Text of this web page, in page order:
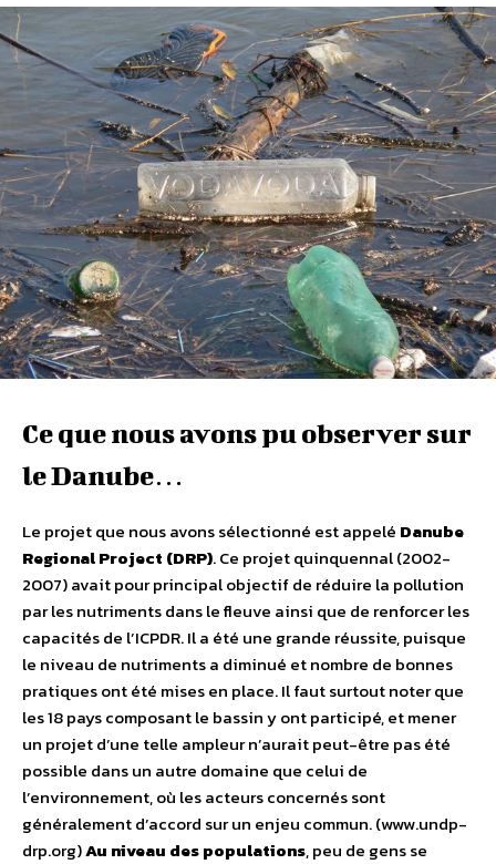
Ce que nous avons pu observer sur
le Danube…
Le projet que nous avons sélectionné est appelé Danube
Regional Project (DRP). Ce projet quinquennal (2002-
2007) avait pour principal objectif de réduire la pollution
par les nutriments dans le fleuve ainsi que de renforcer les
capacités de l’ICPDR. Il a été une grande réussite, puisque
le niveau de nutriments a diminué et nombre de bonnes
pratiques ont été mises en place. Il faut surtout noter que
les 18 pays composant le bassin y ont participé, et mener
un projet d’une telle ampleur n’aurait peut-être pas été
possible dans un autre domaine que celui de
l’environnement, où les acteurs concernés sont
généralement d’accord sur un enjeu commun. (www.undp-
drp.org)Au niveau des populations, peu de gens se